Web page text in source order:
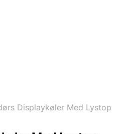
Displaykøler Med Lystop